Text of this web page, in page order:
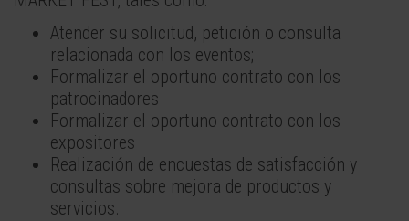
Atender su solicitud, petición o consulta
relacionada con los eventos;
Formalizar el oportuno contrato con los
patrocinadores
Formalizar el oportuno contrato con los
expositores
Realización de encuestas de satisfacción y
consultas sobre mejora de productos y
servicios.